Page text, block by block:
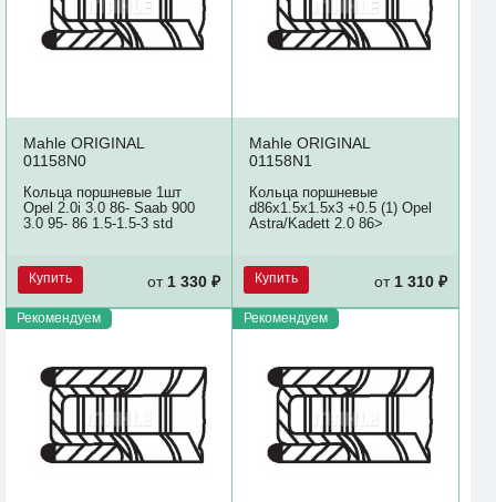
Mahle ORIGINAL
01158N0
Кольца поршневые 1шт
Opel 2.0i 3.0 86- Saab 900
3.0 95- 86 1.5-1.5-3 std
Купить от 1 330 ₽
Mahle ORIGINAL
01158N1
Кольца поршневые
d86x1.5x1.5x3 +0.5 (1) Opel
Astra/Kadett 2.0 86>
Купить от 1 310 ₽
Рекомендуем Рекомендуем